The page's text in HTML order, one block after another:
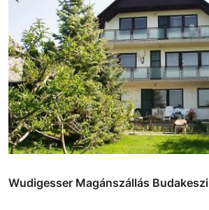
Wudigesser Magánszállás Budakeszi